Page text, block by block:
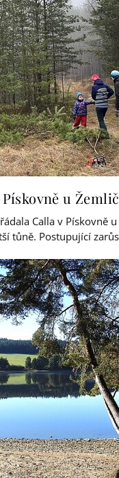
u
Calla v Pískovně
tůně. Postupující